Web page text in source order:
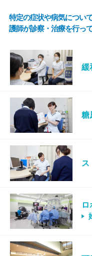
特定の症状や病気につい
護師が診察・治療を行って
緩
糖
ス